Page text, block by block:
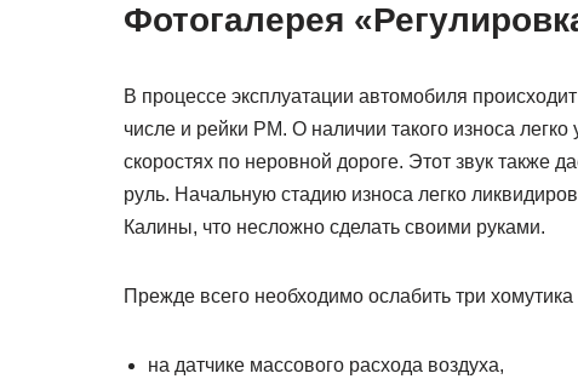
Фотогалерея
В процессе эксплуатации автомобиля
числе и рейки РМ. О наличии такого износа
скоростях по неровной дороге. Этот звук также
руль. Начальную стадию износа легко
Калины, что несложно сделать своими руками.
Прежде всего необходимо ослабить три
на датчике массового расхода воздуха,